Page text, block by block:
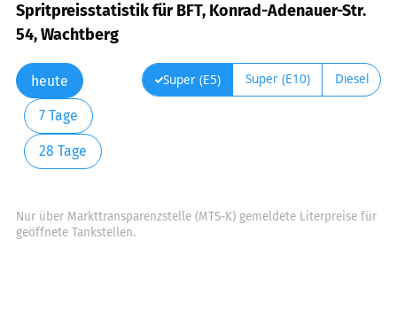
Spritpreisstatistik für BFT, Konrad-Adenauer-Str.
54, Wachtberg
heute
7 Tage
28 Tage
Super (E5) Super (E10) Diesel
Nur über Markttransparenzstelle (MTS-K) gemeldete Literpreise für
geöffnete Tankstellen.